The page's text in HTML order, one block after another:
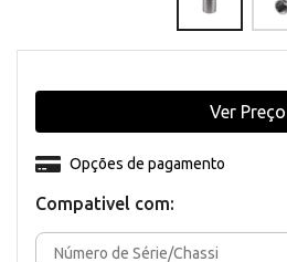
Compativel com:
Opções de pagamento
Ver Preço